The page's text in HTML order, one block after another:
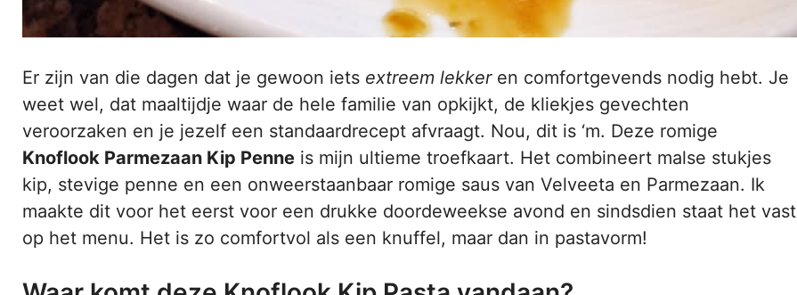
Er zijn van die dagen dat je gewoon iets extreem lekkeren comfortgevends nodig hebt. Je
weet wel, dat maaltijdje waar de hele familie van opkijkt, de kliekjes gevechten
veroorzaken en je jezelf een standaardrecept afvraagt. Nou, dit is ‘m. Deze romige
Knoflook Parmezaan Kip Penne is mijn ultieme troefkaart. Het combineert malse stukjes
kip, stevige penne en een onweerstaanbaar romige saus van Velveeta en Parmezaan. Ik
maakte dit voor het eerst voor een drukke doordeweekse avond en sindsdien staat het vast
op het menu. Het is zo comfortvol als een knuffel, maar dan in pastavorm!